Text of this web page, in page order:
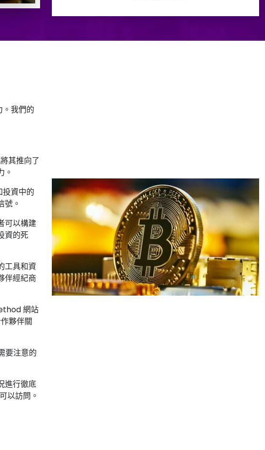
我們的
其推向了
。
資中的
號。
可以構建
資的死
工具和資
伴經紀商
網站
夥伴關
要注意的
進行徹底
以訪問。